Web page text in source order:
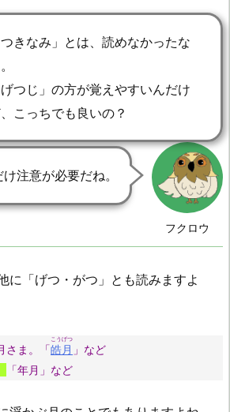
つきなみ」とは、読めなかったな
げつじ」の方が覚えやすいんだけ
こっちでも良いの？
フクロウ
注意が必要だね。
に「げつ・がつ」とも読みますよ
さま。「皓月
こうげつ
」など
「年月」など